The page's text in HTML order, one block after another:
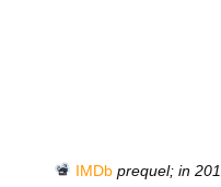
IMDb prequel; in